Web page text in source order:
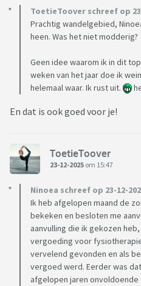
ToetieToover schreef op
Prachtig wandelgebied,
heen. Was het niet modderig?
Geen idee waarom ik in dit
weken van het jaar doe ik
helemaal waar. Ik rust uit.
En dat is ook goed voor je!
ToetieToover
23-12-2025 om 15:47
Ninoea schreef op 23-12-
Ik heb afgelopen maand de
bekeken en besloten me
aanvulling die ik gekozen
vergoeding voor
vervelend gevonden en als
vergoed werd. Eerder was
afgelopen jaren